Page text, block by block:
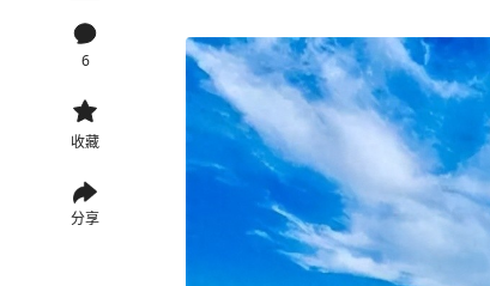
6
收藏
分享